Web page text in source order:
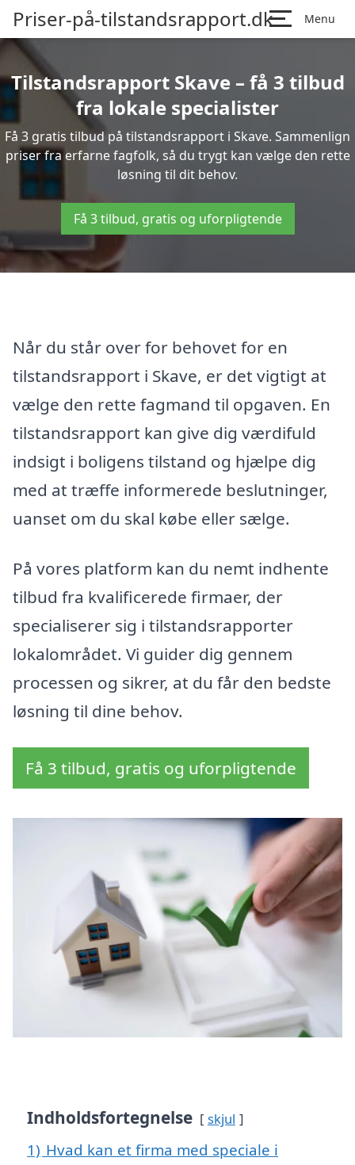
Priser-på-tilstandsrapport.dk Menu
Tilstandsrapport Skave – få 3 tilbud
fra lokale specialister
Få 3 gratis tilbud på tilstandsrapport i Skave. Sammenlign
priser fra erfarne fagfolk, så du trygt kan vælge den rette
løsning til dit behov.
Få 3 tilbud, gratis og uforpligtende
Når du står over for behovet for en
tilstandsrapport i Skave, er det vigtigt at
vælge den rette fagmand til opgaven. En
tilstandsrapport kan give dig værdifuld
indsigt i boligens tilstand og hjælpe dig
med at træffe informerede beslutninger,
uanset om du skal købe eller sælge.
På vores platform kan du nemt indhente
tilbud fra kvalificerede firmaer, der
specialiserer sig i tilstandsrapporter
lokalområdet. Vi guider dig gennem
processen og sikrer, at du får den bedste
løsning til dine behov.
Få 3 tilbud, gratis og uforpligtende
Indholdsfortegnelse skjul
1) Hvad kan et firma med speciale i